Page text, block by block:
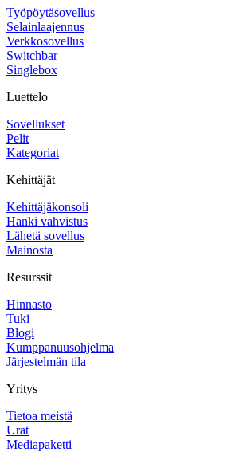
Työpöytäsovellus
Selainlaajennus
Verkkosovellus
Switchbar
Singlebox
Luettelo
Sovellukset
Pelit
Kategoriat
Kehittäjät
Kehittäjäkonsoli
Hanki vahvistus
Lähetä sovellus
Mainosta
Resurssit
Hinnasto
Tuki
Blogi
Kumppanuusohjelma
Järjestelmän tila
Yritys
Tietoa meistä
Urat
Mediapaketti